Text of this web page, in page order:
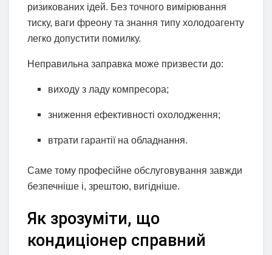
ризикованих ідей. Без точного вимірювання
тиску, ваги фреону та знання типу холодоагенту
легко допустити помилку.
Неправильна заправка може призвести до:
виходу з ладу компресора;
зниження ефективності охолодження;
втрати гарантії на обладнання.
Саме тому професійне обслуговування завжди
безпечніше і, зрештою, вигідніше.
Як зрозуміти, що
кондиціонер справний